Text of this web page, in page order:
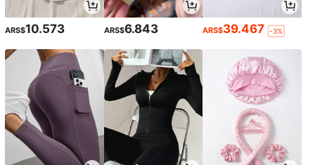
ARS$10.573 ARS$6.843 ARS$39.467 -3%